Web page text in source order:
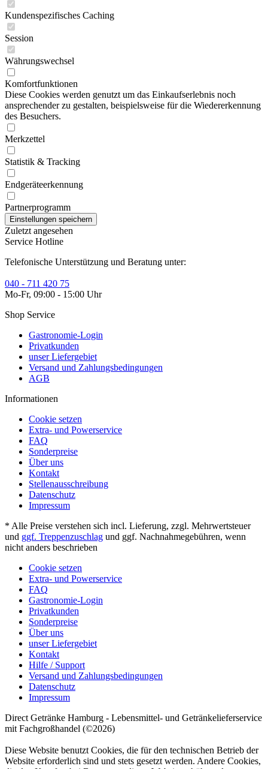
Kundenspezifisches Caching
Session
Währungswechsel
Komfortfunktionen
Diese Cookies werden genutzt um das Einkaufserlebnis noch
ansprechender zu gestalten, beispielsweise für die Wiedererkennung
des Besuchers.
Merkzettel
Statistik & Tracking
Endgeräteerkennung
Partnerprogramm
Zuletzt angesehen
Service Hotline
Telefonische Unterstützung und Beratung unter:
040 - 711 420 75
Mo-Fr, 09:00 - 15:00 Uhr
Shop Service
Gastronomie-Login
Privatkunden
unser Liefergebiet
Versand und Zahlungsbedingungen
AGB
Informationen
Cookie setzen
Extra- und Powerservice
FAQ
Sonderpreise
Über uns
Kontakt
Stellenausschreibung
Datenschutz
Impressum
* Alle Preise verstehen sich incl. Lieferung, zzgl. Mehrwertsteuer
und ggf. Treppenzuschlag und ggf. Nachnahmegebühren, wenn
nicht anders beschrieben
Cookie setzen
Extra- und Powerservice
FAQ
Gastronomie-Login
Privatkunden
Sonderpreise
Über uns
unser Liefergebiet
Kontakt
Hilfe / Support
Versand und Zahlungsbedingungen
Datenschutz
Impressum
Direct Getränke Hamburg - Lebensmittel- und Getränkelieferservice
mit Fachgroßhandel (©2026)
Diese Website benutzt Cookies, die für den technischen Betrieb der
Website erforderlich sind und stets gesetzt werden. Andere Cookies,